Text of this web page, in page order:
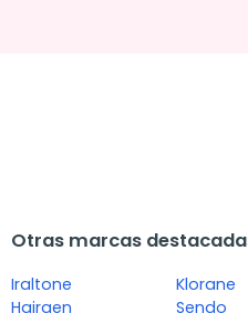
Otras marcas
Iraltone
Hairgen
Klorane
Sendo